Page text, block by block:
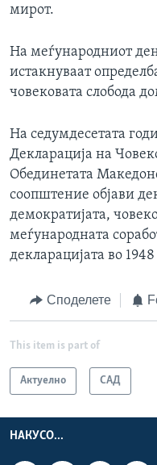
мирот.
На меѓународниот
истакнуваат
човековата слобода
На седумдесетата
Декларација на
Обединетата
соопштение објави
демократијата,
меѓународната
декларацијата во
Споделете
This item is part of
Актуелно САД
НАКУСО...